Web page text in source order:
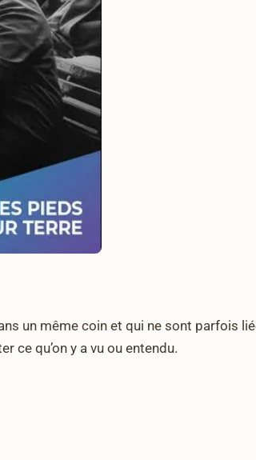
un même coin et qui ne sont parfois
ce qu’on y a vu ou entendu.